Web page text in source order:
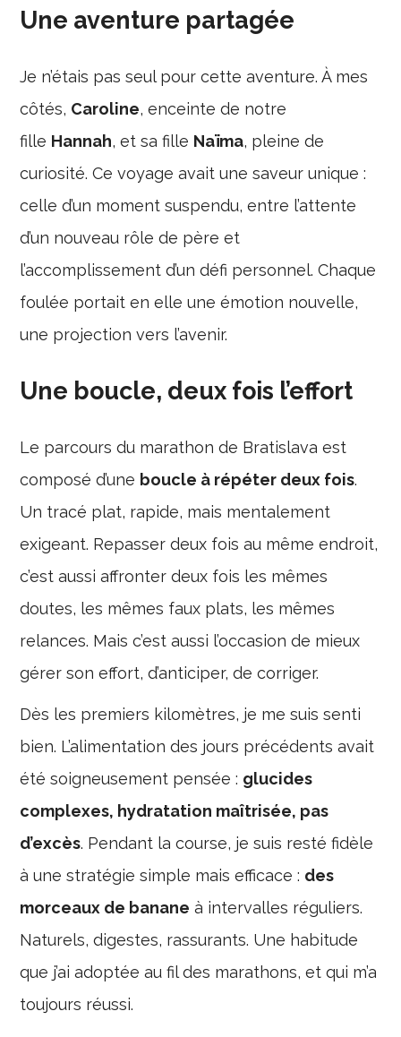
Une aventure partagée
Je n’étais pas seul pour cette aventure. À mes
côtés, Caroline, enceinte de notre
fille Hannah, et sa fille Naïma, pleine de
curiosité. Ce voyage avait une saveur unique :
celle d’un moment suspendu, entre l’attente
d’un nouveau rôle de père et
l’accomplissement d’un défi personnel. Chaque
foulée portait en elle une émotion nouvelle,
une projection vers l’avenir.
Une boucle, deux fois l’effort
Le parcours du marathon de Bratislava est
composé d’une boucle à répéter deux fois.
Un tracé plat, rapide, mais mentalement
exigeant. Repasser deux fois au même endroit,
c’est aussi affronter deux fois les mêmes
doutes, les mêmes faux plats, les mêmes
relances. Mais c’est aussi l’occasion de mieux
gérer son effort, d’anticiper, de corriger.
Dès les premiers kilomètres, je me suis senti
bien. L’alimentation des jours précédents avait
été soigneusement pensée : glucides
complexes, hydratation maîtrisée, pas
d’excès. Pendant la course, je suis resté fidèle
à une stratégie simple mais efficace : des
morceaux de banane à intervalles réguliers.
Naturels, digestes, rassurants. Une habitude
que j’ai adoptée au fil des marathons, et qui m’a
toujours réussi.